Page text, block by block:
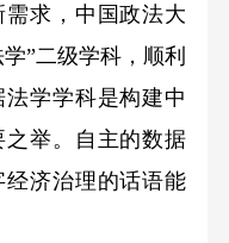
求，中国政法大
”二级学科，顺利
学学科是构建中
举。自主的数据
济治理的话语能